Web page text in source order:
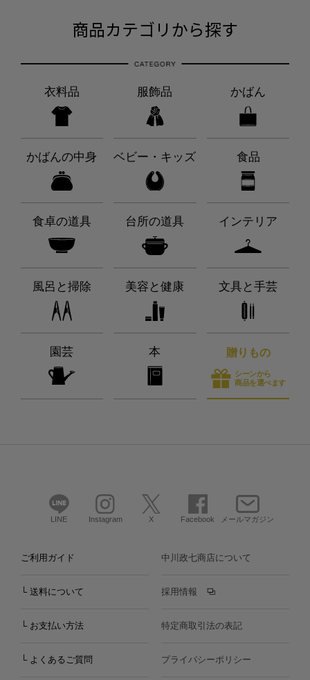
商品カテゴリから探す
衣料品 服飾品 かばん
かばんの中身 ベビー・キッズ 食品
食卓の道具 台所の道具 インテリア
風呂と掃除 美容と健康 文具と手芸
園芸 本 贈りもの
シーンから
商品を選べます
LINE Instagram X Facebook メールマガジン
ご利用ガイド
└ 送料について
└ お支払い方法
└ よくあるご質問
中川政七商店について
採用情報
特定商取引法の表記
プライバシーポリシー